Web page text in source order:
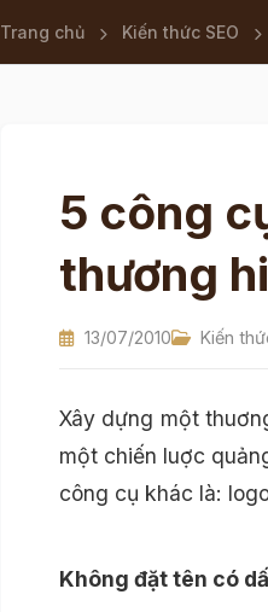
Trang chủ Kiến thức SEO
5 công
thương
13/07/2010 Kiến
Xây dựng một
một chiến luợc
công cụ khác là:
Không đặt tên có